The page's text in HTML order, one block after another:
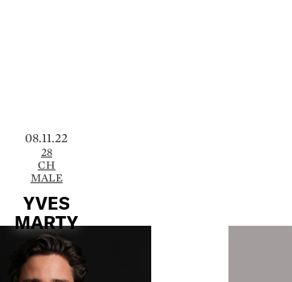
08.11.22
28
CH
MALE
YVES
MARTY